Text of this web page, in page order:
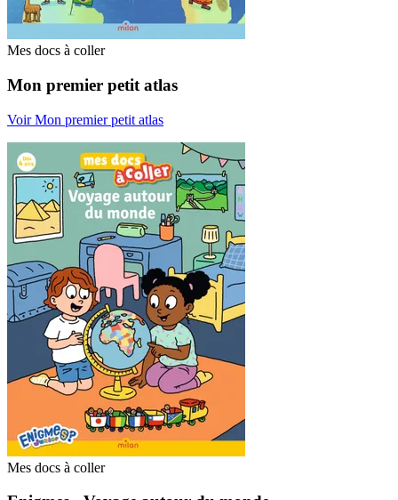
Mes docs à coller
Mon premier petit atlas
Voir Mon premier petit atlas
Mes docs à coller